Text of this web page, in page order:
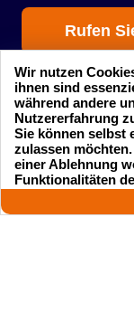
Rufen
Startseite
24 Stunden am
Wir nutzen
ihnen sind
während andere
Nutzererfahrung
Sie können selbst
zulassen
einer Ablehnung
Funktionalitäten